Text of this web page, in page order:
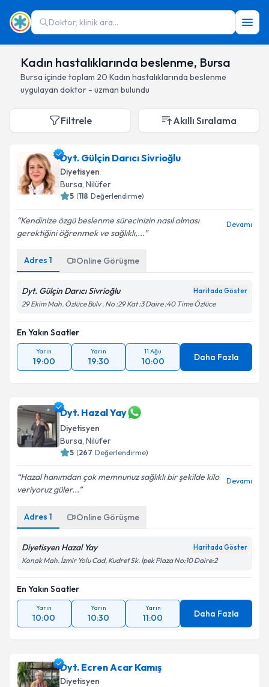
Doktor, klinik ara...
Kadın hastalıklarında beslenme, Bursa
Bursa içinde toplam 20 Kadın hastalıklarında beslenme
uygulayan doktor - uzman bulundu
Filtrele Akıllı Sıralama
Dyt. Gülçin Darıcı Sivrioğlu
Diyetisyen
Bursa, Nilüfer
5 (118 Değerlendirme)
Kendinize özgü beslenme sürecinizin nasıl olması
gerektiğini öğrenmek ve sağlıklı,...
Devamı
Adres 1 Online Görüşme
Dyt. Gülçin Darıcı Sivrioğlu Haritada Göster
29 Ekim Mah. Özlüce Bulv . No :29 Kat :3 Daire :40 Time Özlüce
En Yakın Saatler
Yarın
19:00
Yarın
19:30
11 Ağu
10:00 Daha Fazla
Dyt. Hazal Yay
Diyetisyen
Bursa, Nilüfer
5 (267 Değerlendirme)
Hazal hanımdan çok memnunuz sağlıklı bir şekilde kilo
veriyoruz güler...
Devamı
Adres 1 Online Görüşme
Diyetisyen Hazal Yay Haritada Göster
Konak Mah. İzmir Yolu Cad, Kudret Sk. İpek Plaza No:10 Daire:2
En Yakın Saatler
Yarın
10:00
Yarın
10:30
Yarın
11:00 Daha Fazla
Dyt. Ecren Acar Kamış
Diyetisyen